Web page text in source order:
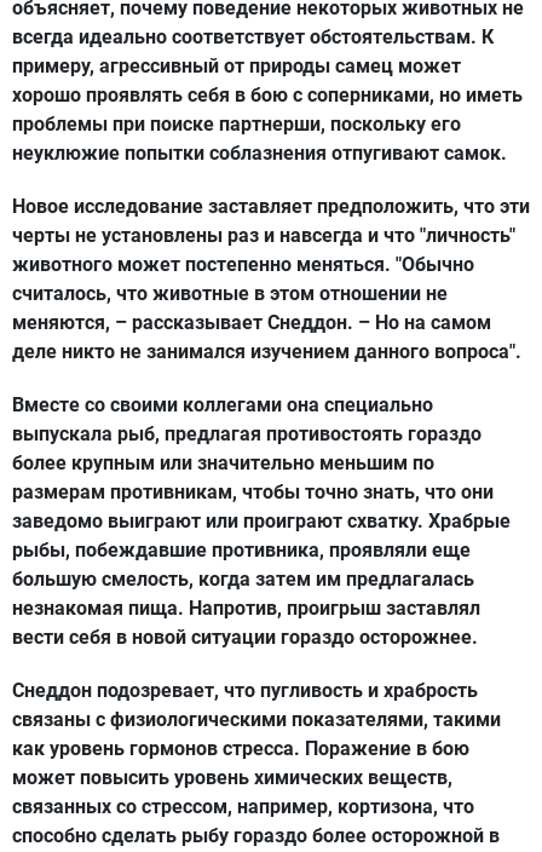
объясняет, почему поведение некоторых животных не
всегда идеально соответствует обстоятельствам. К
примеру, агрессивный от природы самец может
хорошо проявлять себя в бою с соперниками, но иметь
проблемы при поиске партнерши, поскольку его
неуклюжие попытки соблазнения отпугивают самок.
Новое исследование заставляет предположить, что эти
черты не установлены раз и навсегда и что "личность"
животного может постепенно меняться. "Обычно
считалось, что животные в этом отношении не
меняются, – рассказывает Снеддон. – Но на самом
деле никто не занимался изучением данного вопроса".
Вместе со своими коллегами она специально
выпускала рыб, предлагая противостоять гораздо
более крупным или значительно меньшим по
размерам противникам, чтобы точно знать, что они
заведомо выиграют или проиграют схватку. Храбрые
рыбы, побеждавшие противника, проявляли еще
большую смелость, когда затем им предлагалась
незнакомая пища. Напротив, проигрыш заставлял
вести себя в новой ситуации гораздо осторожнее.
Снеддон подозревает, что пугливость и храбрость
связаны с физиологическими показателями, такими
как уровень гормонов стресса. Поражение в бою
может повысить уровень химических веществ,
связанных со стрессом, например, кортизона, что
способно сделать рыбу гораздо более осторожной в